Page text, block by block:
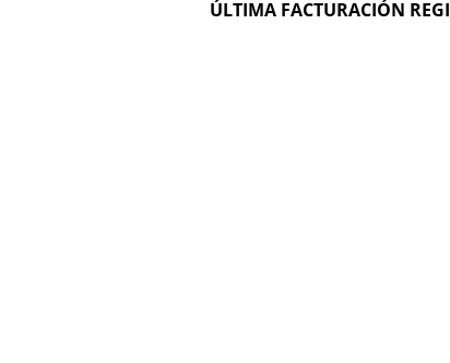
ÚLTIMA FACTURACIÓN